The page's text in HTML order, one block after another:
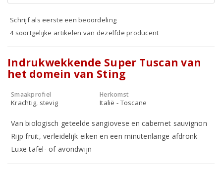
Schrijf als eerste een beoordeling
4 soortgelijke artikelen van dezelfde producent
Indrukwekkende Super Tuscan van
het domein van Sting
Smaakprofiel
Krachtig, stevig
Herkomst
Italië - Toscane
Van biologisch geteelde sangiovese en cabernet sauvignon
Rijp fruit, verleidelijk eiken en een minutenlange afdronk
Luxe tafel- of avondwijn